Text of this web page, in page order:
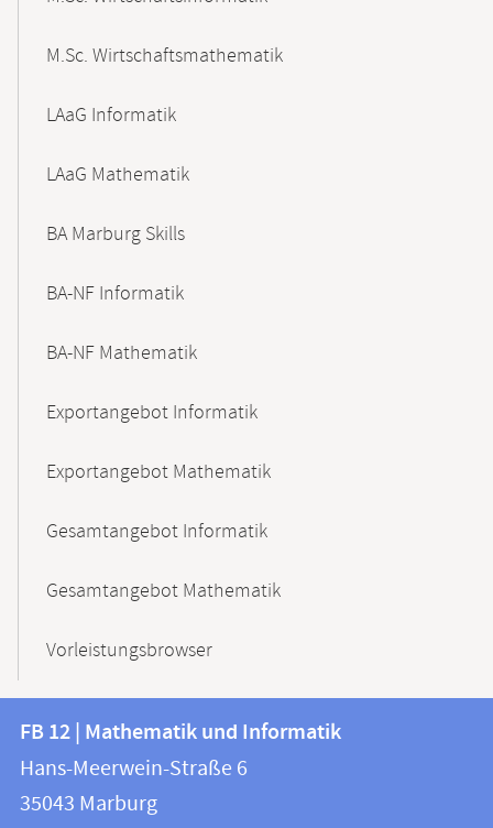
M.Sc. Wirtschaftsmathematik
LAaG Informatik
LAaG Mathematik
BA Marburg Skills
BA-NF Informatik
BA-NF Mathematik
Exportangebot Informatik
Exportangebot Mathematik
Gesamtangebot Informatik
Gesamtangebot Mathematik
Vorleistungsbrowser
Kontakt
und
Informationen
FB
12
|
FB 12 | Mathematik und Informatik
Hans-Meerwein-Straße 6
35043 Marburg